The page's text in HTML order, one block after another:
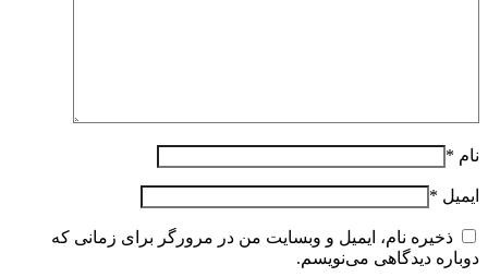
نام *
ایمیل *
ذخیره نام، ایمیل و وبسایت من در مرورگر برای زمانی که
دوباره دیدگاهی می‌نویسم.